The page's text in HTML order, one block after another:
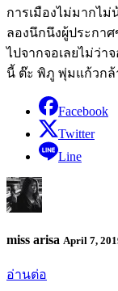
การเมืองไม่มากไ
ลองนึกนึงผู้ประกาศ
ไปจากจอเลยไม่ว่
นี้ ​ต๊ะ พิภู พุ่มแก้วกล้
Facebook
Twitter
Line
miss arisa April 7,
อ่านต่อ